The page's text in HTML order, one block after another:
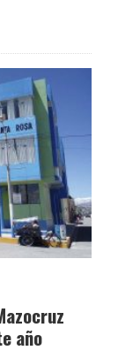
año